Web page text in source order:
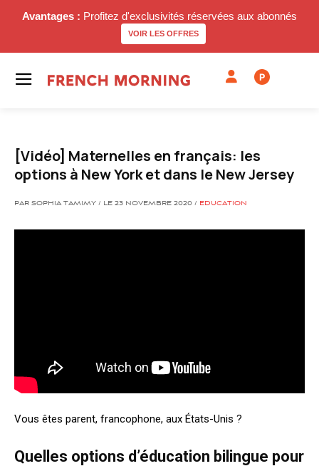
Avantages : Profitez d'exclusivités réservées aux abonnés
VOIR LES OFFRES
P
[Vidéo] Maternelles en français: les
options à New York et dans le New Jersey
PAR SOPHIA TAMIMY / LE 23 NOVEMBRE 2020 / EDUCATION
Vous êtes parent, francophone, aux États-Unis ?
Quelles options d’éducation bilingue pour